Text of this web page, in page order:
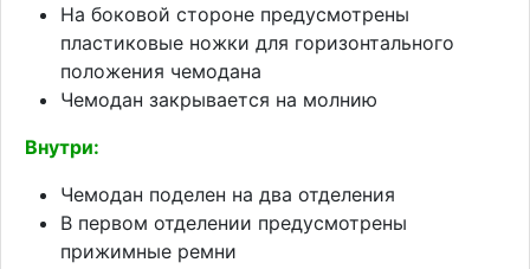
На боковой стороне предусмотрены
пластиковые ножки для горизонтального
положения чемодана
Чемодан закрывается на молнию
Внутри:
Чемодан поделен на два отделения
В первом отделении предусмотрены
прижимные ремни